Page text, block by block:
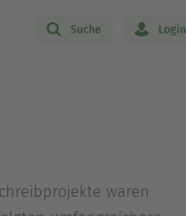
Suche Login
waren